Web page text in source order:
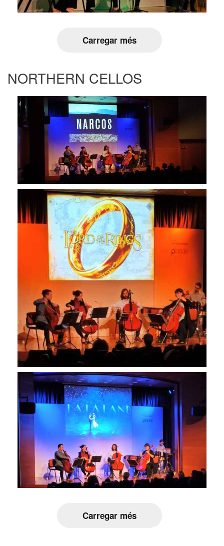
Carregar més
NORTHERN CELLOS
Carregar més